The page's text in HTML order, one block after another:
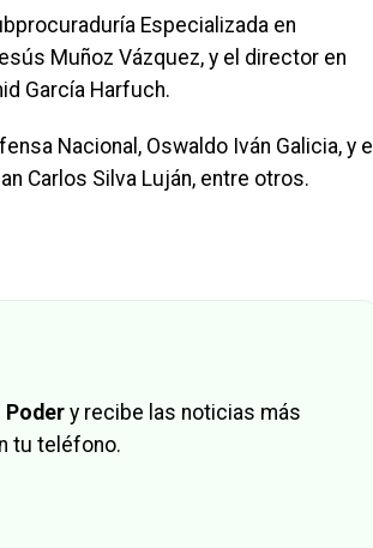
Especializada en
Muñoz Vázquez, y el director en
García Harfuch.
Nacional, Oswaldo Iván Galicia, y el
Carlos Silva Luján, entre otros.
Podery recibe las noticias más
tu teléfono.